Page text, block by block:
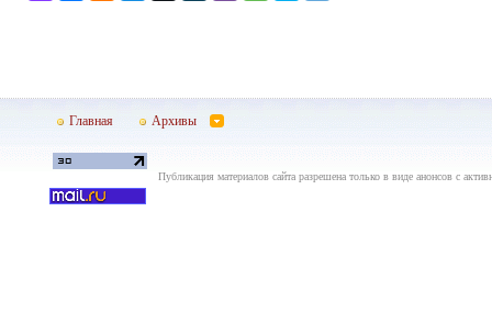
Главная Архивы
Публикация материалов сайта разрешена только в виде анонсов с